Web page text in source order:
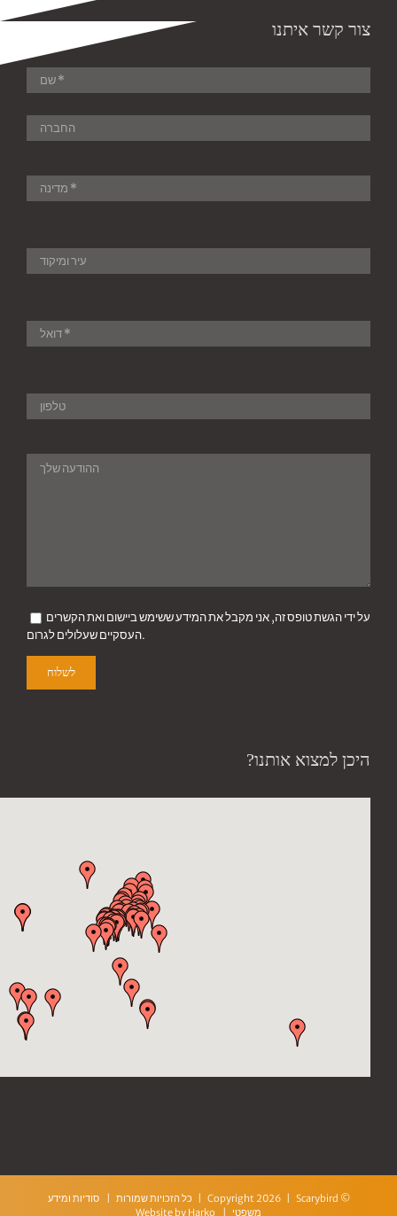
צור קשר איתנו
על ידי הגשת טופס זה, אני מקבל את המידע ששימש ביישום ואת הקשרים
העסקיים שעלולים לגרום.
היכן למצוא אותנו?
© Copyright 2026 | Scarybird | כל הזכויות שמורות |
סודיות ומידע
משפטי | Website by
Harko